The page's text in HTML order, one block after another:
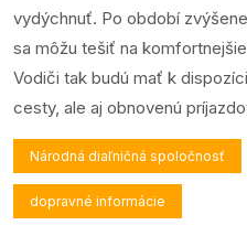
vydýchnuť. Po období
sa môžu tešiť na
Vodiči tak budú mať k
cesty, ale aj obnovenú
Národná diaľničná spoločnosť
dopravné informácie